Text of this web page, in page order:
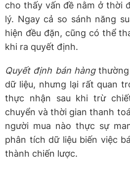
cho thấy vấn đề nằm ở thời
lý. Ngay cả so sánh năng
hiện đều đặn, cũng có thể
khi ra quyết định.
Quyết định bán hàngthường
dữ liệu, nhưng lại rất quan
thực nhận sau khi trừ
chuyển và thời gian thanh
người mua nào thực sự
phân tích dữ liệu biến việc
thành chiến lược.